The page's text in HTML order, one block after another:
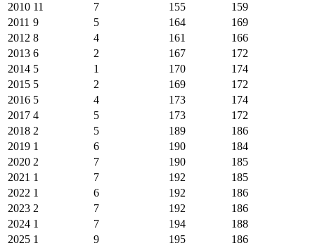
2010 11 7 155
159
2011 9 5 164
169
2012 8 4 161
166
2013 6 2 167
172
2014 5 1 170
174
2015 5 2 169
172
2016 5 4 173
174
2017 4 5 173
172
2018 2 5 189
186
2019 1 6 190
184
2020 2 7 190
185
2021 1 7 192
185
2022 1 6 192
186
2023 2 7 192
186
2024 1 7 194
188
2025 1 9 195
186